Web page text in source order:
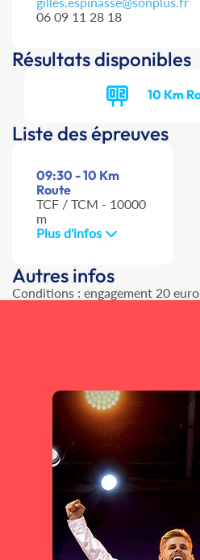
06 09 11 28 18
Résultats disponibles
10 Km
Liste des épreuves
09:30 - 10 Km
Route
TCF / TCM - 10000
m
Plus d'infos
Autres infos
Conditions : engagement 20